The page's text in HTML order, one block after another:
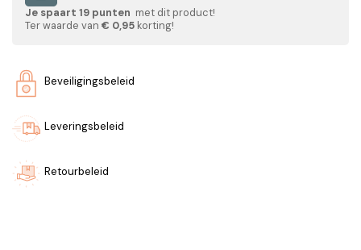
Je spaart 19 punten met dit product!
Ter waarde van € 0,95 korting!
Beveiligingsbeleid
Leveringsbeleid
Retourbeleid